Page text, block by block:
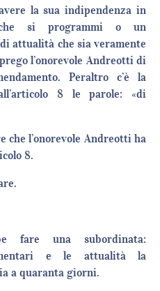
la sua indipendenza in
si programmi o un
attualità che sia veramente
l’onorevole Andreotti di
Peraltro c’è la
8 le parole: «di
che l’onorevole Andreotti ha
8.
fare una subordinata:
e le attualità la
a quaranta giorni.